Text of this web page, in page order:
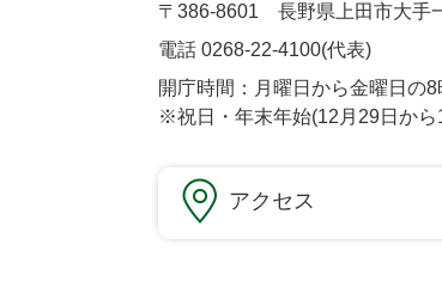
〒386-8601 長野県上田市大手
電話 0268-22-4100(代表)
開庁時間：月曜日から金曜日の
※祝日・年末年始(12月29日から
アクセス